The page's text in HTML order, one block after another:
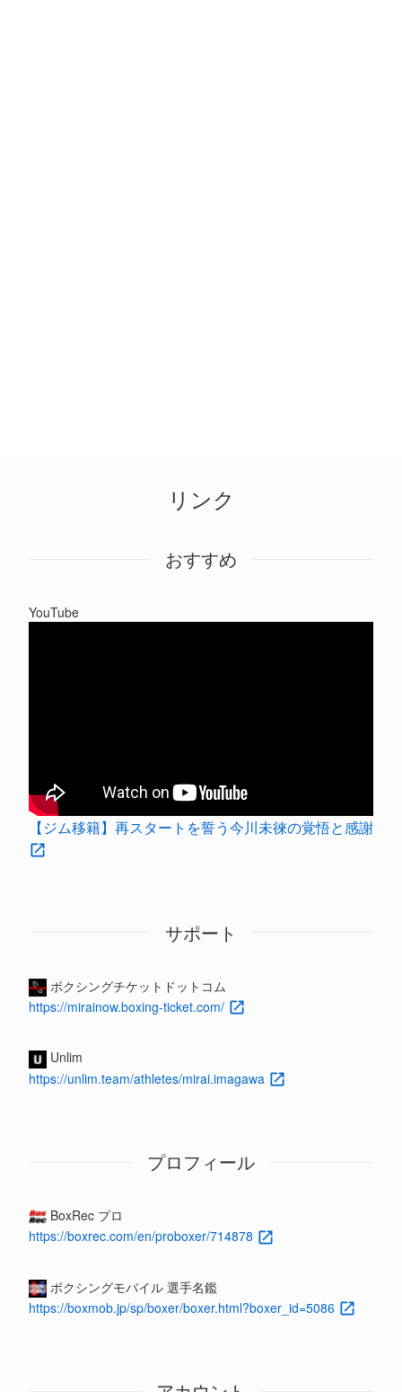
リンク
おすすめ
YouTube
【ジム移籍】再スタートを誓う今川未徠の覚悟と感謝
サポート
ボクシングチケットドットコム
https://mirainow.boxing-ticket.com/
Unlim
https://unlim.team/athletes/mirai.imagawa
プロフィール
BoxRec プロ
https://boxrec.com/en/proboxer/714878
ボクシングモバイル 選手名鑑
https://boxmob.jp/sp/boxer/boxer.html?boxer_id=5086